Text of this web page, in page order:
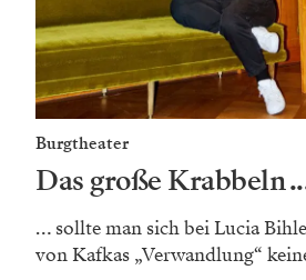
Burgtheater
Das große Krabbeln
… sollte man sich bei Lucia
von Kafkas „­Verwandlung“